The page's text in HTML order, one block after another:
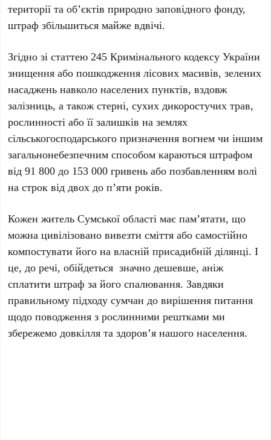
території та об’єктів природно заповідного фонду,
штраф збільшиться майже вдвічі.
Згідно зі статтею 245 Кримінального кодексу України
знищення або пошкодження лісових масивів, зелених
насаджень навколо населених пунктів, вздовж
залізниць, а також стерні, сухих дикоростучих трав,
рослинності або її залишків на землях
сільськогосподарського призначення вогнем чи іншим
загальнонебезпечним способом караються штрафом
від 91 800 до 153 000 гривень або позбавленням волі
на строк від двох до п’яти років.
Кожен житель Сумської області має пам’ятати, що
можна цивілізовано вивезти сміття або самостійно
компостувати його на власній присадибній ділянці. І
це, до речі, обійдеться значно дешевше, аніж
сплатити штраф за його спалювання. Завдяки
правильному підходу сумчан до вирішення питання
щодо поводження з рослинними рештками ми
збережемо довкілля та здоров’я нашого населення.